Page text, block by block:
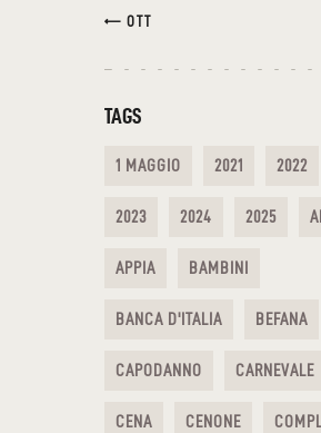
« OTT
TAGS
1 MAGGIO 2021 2022
2023 2024 2025
APPIA BAMBINI
BANCA D'ITALIA BEFANA
CAPODANNO CARNEVALE
CENA CENONE